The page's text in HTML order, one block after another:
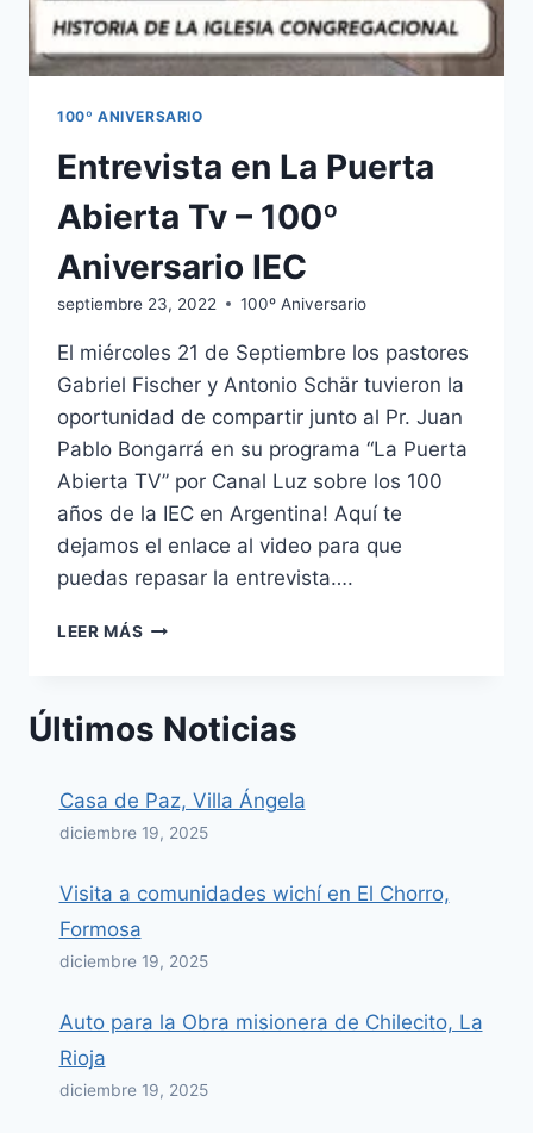
100º ANIVERSARIO
Entrevista en La Puerta
Abierta Tv – 100º
Aniversario IEC
septiembre 23, 2022 100º Aniversario
El miércoles 21 de Septiembre los pastores
Gabriel Fischer y Antonio Schär tuvieron la
oportunidad de compartir junto al Pr. Juan
Pablo Bongarrá en su programa “La Puerta
Abierta TV” por Canal Luz sobre los 100
años de la IEC en Argentina! Aquí te
dejamos el enlace al video para que
puedas repasar la entrevista….
LEER MÁS ENTREVISTA
ABIERTA
100º
ANIVERSARIO
Últimos Noticias
Casa de Paz, Villa Ángela
diciembre 19, 2025
Visita a comunidades wichí en El Chorro,
Formosa
diciembre 19, 2025
Auto para la Obra misionera de Chilecito, La
Rioja
diciembre 19, 2025